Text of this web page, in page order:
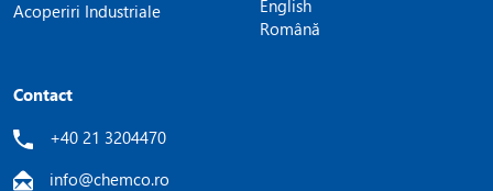
Acoperiri Industriale
English
Română
Contact
+40 21 3204470
info@chemco.ro